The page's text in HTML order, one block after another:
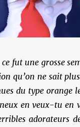
fut une grosse
qu’on ne sait
du type
en veux-tu en
adorateurs